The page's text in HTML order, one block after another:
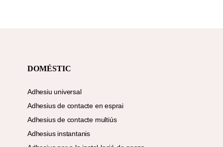
DOMÉSTIC
Adhesiu universal
Adhesius de contacte en esprai
Adhesius de contacte multiús
Adhesius instantanis